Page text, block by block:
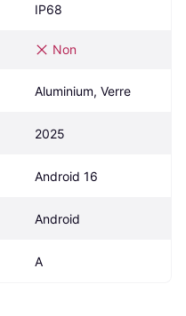
IP68
Non
Aluminium, Verre
2025
Android 16
Android
A